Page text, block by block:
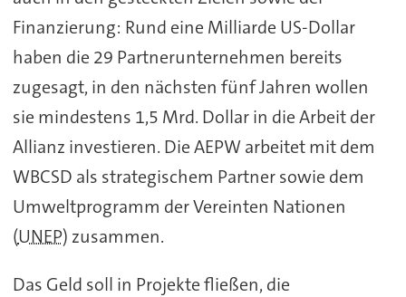
Finanzierung: Rund eine Milliarde US-Dollar
haben die 29 Partnerunternehmen bereits
zugesagt, in den nächsten fünf Jahren wollen
sie mindestens 1,5 Mrd. Dollar in die Arbeit der
Allianz investieren. Die AEPW arbeitet mit dem
WBCSD als strategischem Partner sowie dem
Umweltprogramm der Vereinten Nationen
(UNEP) zusammen.
Das Geld soll in Projekte fließen, die